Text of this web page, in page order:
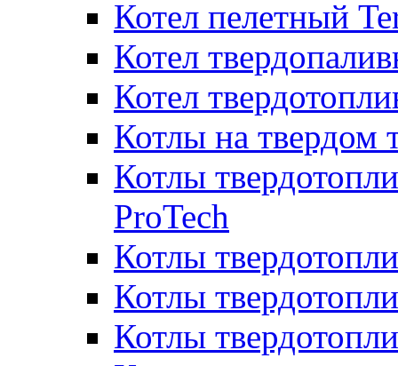
Котел пелетный
Котел
Котел
Котлы на твердом
Котлы
ProTech
Котлы
Котлы
Котлы